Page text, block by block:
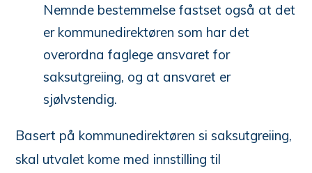
Nemnde bestemmelse fastset også at det
er kommunedirektøren som har det
overordna faglege ansvaret for
saksutgreiing, og at ansvaret er
sjølvstendig.
Basert på kommunedirektøren si saksutgreiing,
skal utvalet kome med innstilling til